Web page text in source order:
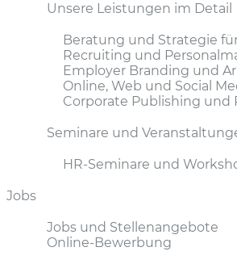
Unsere Leistungen im Detail
Beratung und Strategie
Recruiting und
Employer Branding und
Online, Web und Social
Corporate Publishing und
Seminare und
HR-Seminare und
Jobs
Jobs und Stellenangebote
Online-Bewerbung